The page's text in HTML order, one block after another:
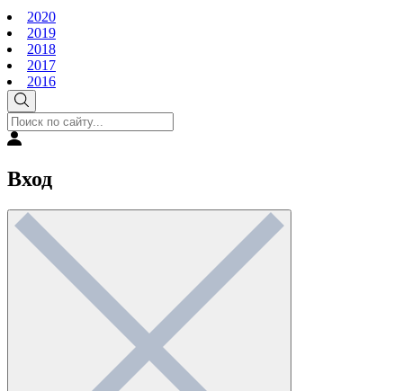
2020
2019
2018
2017
2016
Вход